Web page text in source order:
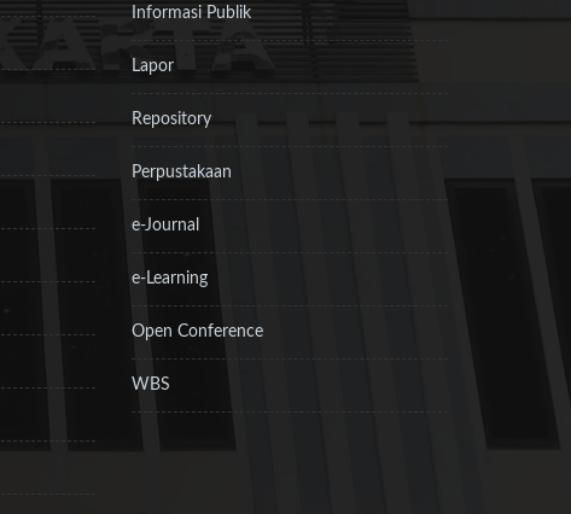
Informasi Publik
Lapor
Repository
Perpustakaan
e-Journal
e-Learning
Open Conference
WBS